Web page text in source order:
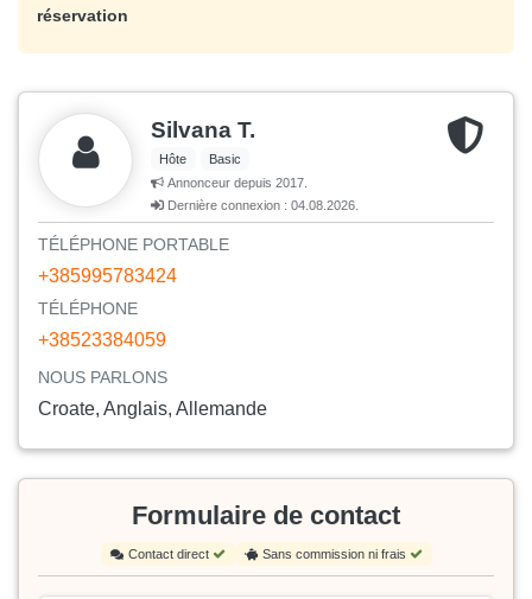
réservation
Silvana T.
Hôte
Basic
Annonceur depuis 2017.
Dernière connexion : 04.08.2026.
TÉLÉPHONE PORTABLE
+385995783424
TÉLÉPHONE
+38523384059
NOUS PARLONS
Croate, Anglais, Allemande
Formulaire de contact
Contact direct Sans commission ni frais